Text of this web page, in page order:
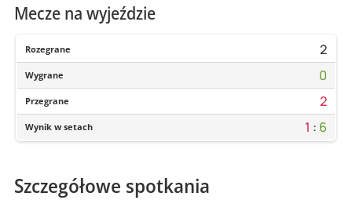
Mecze na wyjeździe
Rozegrane 2
Wygrane 0
Przegrane 2
Wynik w setach 1 : 6
Szczegółowe spotkania